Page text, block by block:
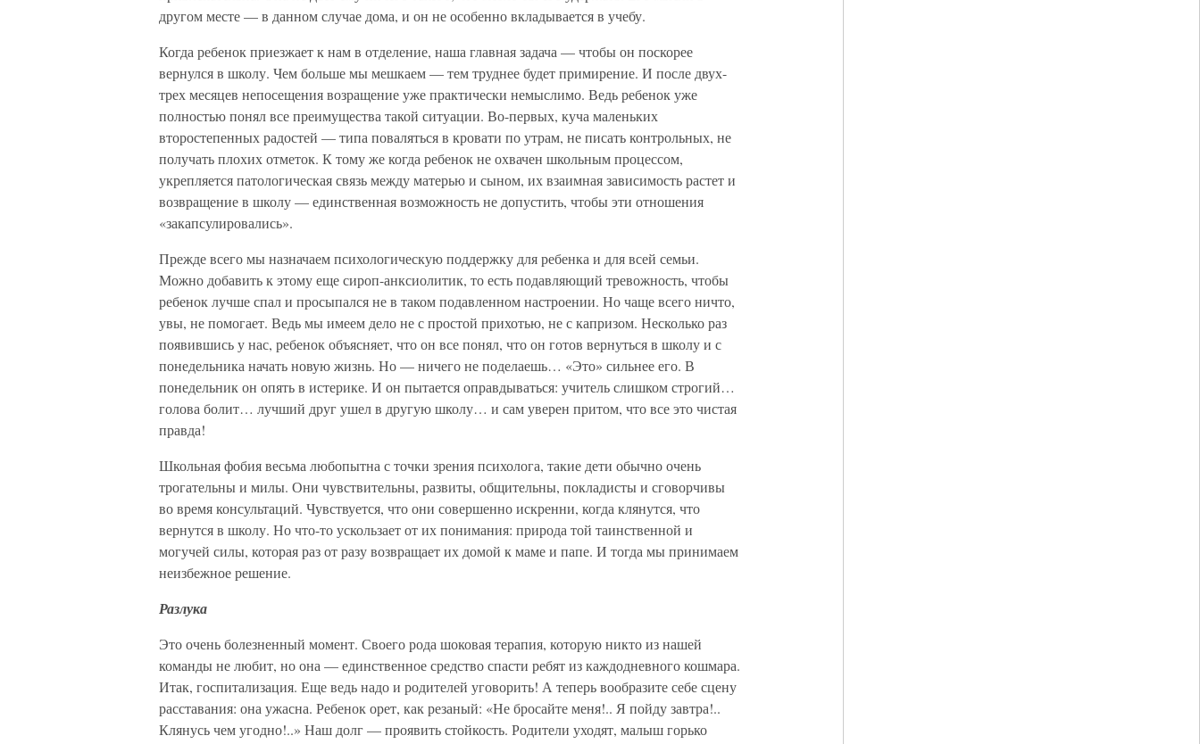
другом месте — в данном случае дома, и он не особенно вкладывается в учебу.
Когда ребенок приезжает к нам в отделение, наша главная задача — чтобы он поскорее
вернулся в школу. Чем больше мы мешкаем — тем труднее будет примирение. И после двух-
трех месяцев непосещения возращение уже практически немыслимо. Ведь ребенок уже
полностью понял все преимущества такой ситуации. Во-первых, куча маленьких
второстепенных радостей — типа поваляться в кровати по утрам, не писать контрольных, не
получать плохих отметок. К тому же когда ребенок не охвачен школьным процессом,
укрепляется патологическая связь между матерью и сыном, их взаимная зависимость растет и
возвращение в школу — единственная возможность не допустить, чтобы эти отношения
«закапсулировались».
Прежде всего мы назначаем психологическую поддержку для ребенка и для всей семьи.
Можно добавить к этому еще сироп-анксиолитик, то есть подавляющий тревожность, чтобы
ребенок лучше спал и просыпался не в таком подавленном настроении. Но чаще всего ничто,
увы, не помогает. Ведь мы имеем дело не с простой прихотью, не с капризом. Несколько раз
появившись у нас, ребенок объясняет, что он все понял, что он готов вернуться в школу и с
понедельника начать новую жизнь. Но — ничего не поделаешь… «Это» сильнее его. В
понедельник он опять в истерике. И он пытается оправдываться: учитель слишком строгий…
голова болит… лучший друг ушел в другую школу… и сам уверен притом, что все это чистая
правда!
Школьная фобия весьма любопытна с точки зрения психолога, такие дети обычно очень
трогательны и милы. Они чувствительны, развиты, общительны, покладисты и сговорчивы
во время консультаций. Чувствуется, что они совершенно искренни, когда клянутся, что
вернутся в школу. Но что-то ускользает от их понимания: природа той таинственной и
могучей силы, которая раз от разу возвращает их домой к маме и папе. И тогда мы принимаем
неизбежное решение.
Разлука
Это очень болезненный момент. Своего рода шоковая терапия, которую никто из нашей
команды не любит, но она — единственное средство спасти ребят из каждодневного кошмара.
Итак, госпитализация. Еще ведь надо и родителей уговорить! А теперь вообразите себе сцену
расставания: она ужасна. Ребенок орет, как резаный: «Не бросайте меня!.. Я пойду завтра!..
Клянусь чем угодно!..» Наш долг — проявить стойкость. Родители уходят, малыш горько